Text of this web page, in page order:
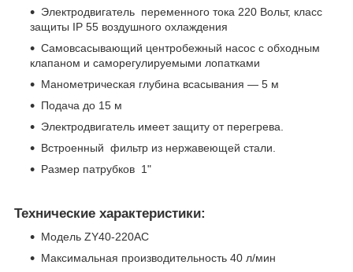
Электродвигатель переменного тока 220 Вольт, класс
защиты IP 55 воздушного охлаждения
Самовсасывающий центробежный насос с обходным
клапаном и саморегулируемыми лопатками
Манометрическая глубина всасывания ― 5 м
Подача до 15 м
Электродвигатель имеет защиту от перегрева.
Встроенный фильтр из нержавеющей стали.
Размер патрубков 1"
Технические характеристики:
Модель ZY40-220AC
Максимальная производительность 40 л/мин